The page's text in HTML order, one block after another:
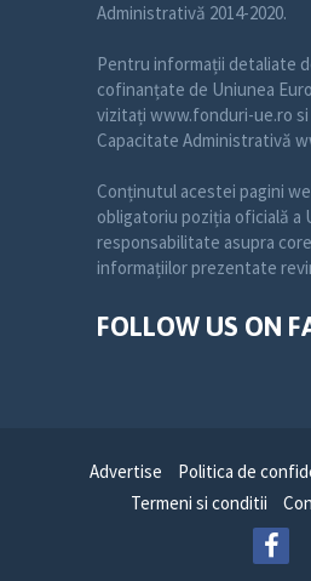
Administrativă 2014-2020.
Pentru informații detaliate
cofinanțate de Uniunea
vizitați www.fonduri-ue.ro
Capacitate Administrativă
Conținutul acestei pagini
obligatoriu poziția oficială a
responsabilitate asupra
informațiilor prezentate
FOLLOW US ON
Advertise Politica de
Termeni si conditii